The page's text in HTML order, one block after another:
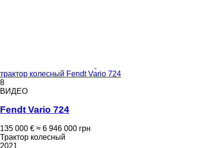
трактор колесный Fendt Vario 724
8
ВИДЕО
Fendt Vario 724
135 000 € ≈ 6 946 000 грн
Трактор колесный
2021